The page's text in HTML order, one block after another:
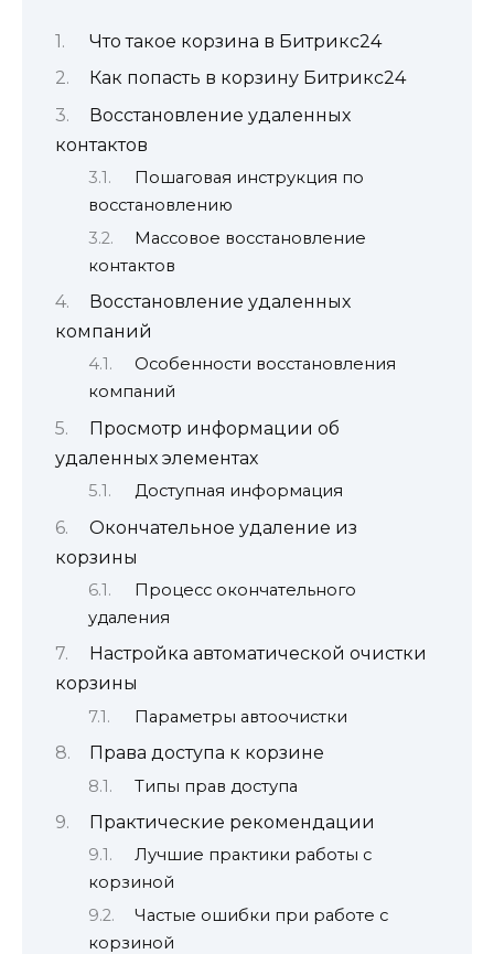
Что такое корзина в Битрикс24
Как попасть в корзину Битрикс24
Восстановление удаленных
контактов
Пошаговая инструкция по
восстановлению
Массовое восстановление
контактов
Восстановление удаленных
компаний
Особенности восстановления
компаний
Просмотр информации об
удаленных элементах
Доступная информация
Окончательное удаление из
корзины
Процесс окончательного
удаления
Настройка автоматической очистки
корзины
Параметры автоочистки
Права доступа к корзине
Типы прав доступа
Практические рекомендации
Лучшие практики работы с
корзиной
Частые ошибки при работе с
корзиной